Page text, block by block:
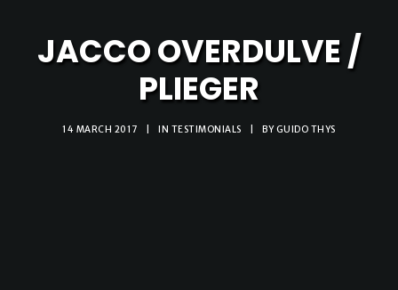
JACCO OVERDULVE /
PLIEGER
14 MARCH 2017 IN TESTIMONIALS BYGUIDO THYS